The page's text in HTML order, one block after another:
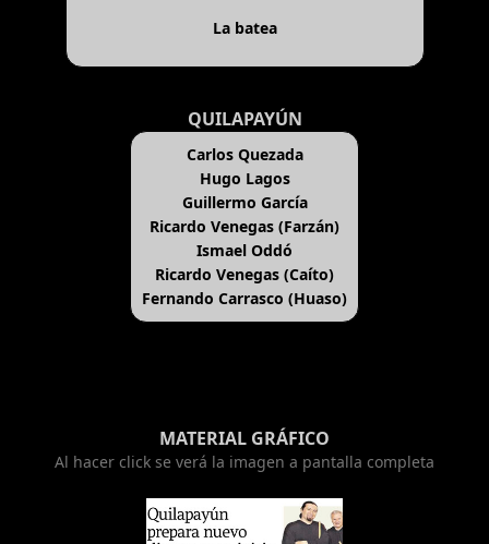
La batea
QUILAPAYÚN
Carlos Quezada
Hugo Lagos
Guillermo García
Ricardo Venegas (Farzán)
Ismael Oddó
Ricardo Venegas (Caíto)
Fernando Carrasco (Huaso)
MATERIAL GRÁFICO
Al hacer click se verá la imagen a pantalla completa